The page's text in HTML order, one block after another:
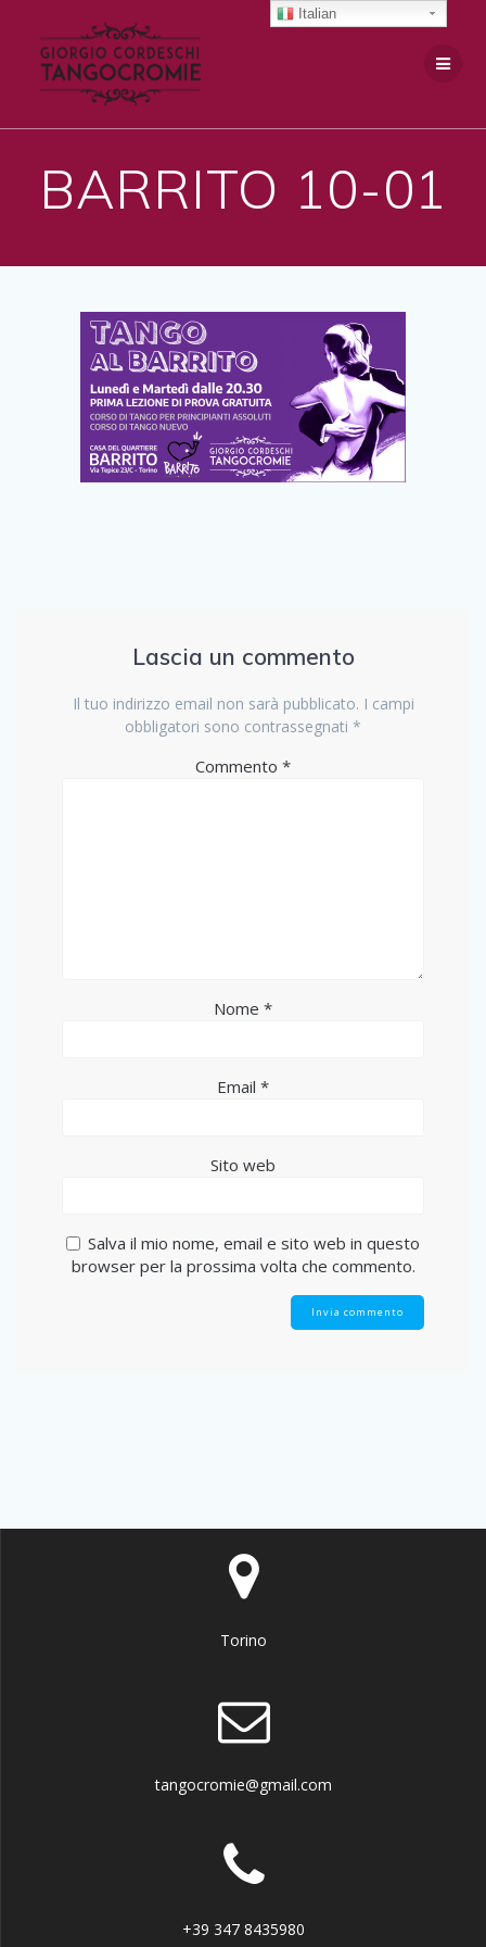
BARRITO 10-01
Lascia un commento
Il tuo indirizzo email non sarà pubblicato. I campi
obbligatori sono contrassegnati *
Commento *
Nome *
Email *
Sito web
Salva il mio nome, email e sito web in questo
browser per la prossima volta che commento.
Torino
tangocromie@gmail.com
+39 347 8435980
Italian